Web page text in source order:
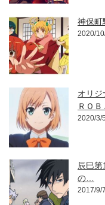
神保町
2020/
オリジ
ＲＯＢ
2020/3/5
辰巳第
の…
2017/9/7